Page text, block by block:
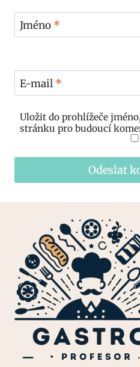
Jméno *
E-mail *
Uložit do prohlížeče
stránku pro budoucí